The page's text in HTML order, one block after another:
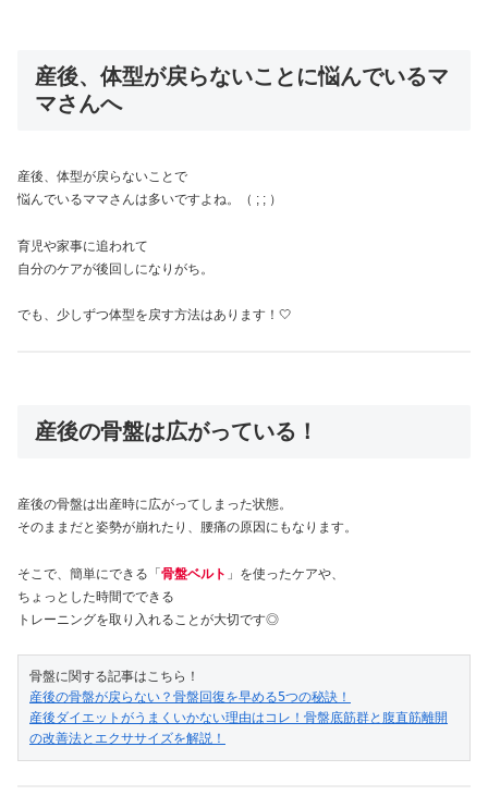
産後、体型が戻らないことに悩んでいるマ
マさんへ
産後、体型が戻らないことで
悩んでいるママさんは多いですよね。（ ; ; ）
育児や家事に追われて
自分のケアが後回しになりがち。
でも、少しずつ体型を戻す方法はあります！🤍
産後の骨盤は広がっている！
産後の骨盤は出産時に広がってしまった状態。
そのままだと姿勢が崩れたり、腰痛の原因にもなります。
そこで、簡単にできる「骨盤ベルト 」を使ったケアや、
ちょっとした時間でできる
トレーニングを取り入れることが大切です◎
産後の骨盤が戻らない？骨盤回復を早める5つの秘訣！
産後ダイエットがうまくいかない理由はコレ！骨盤底筋群と腹直筋離開
の改善法とエクササイズを解説！